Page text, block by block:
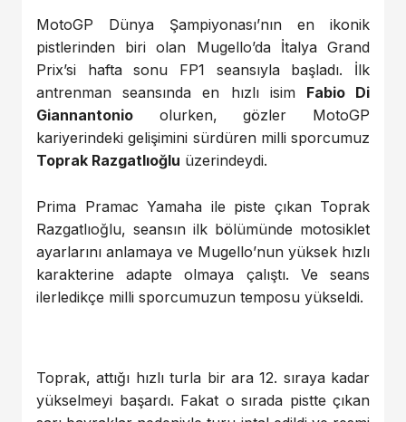
MotoGP Dünya Şampiyonası’nın en ikonik
pistlerinden biri olan Mugello’da İtalya Grand
Prix’si hafta sonu FP1 seansıyla başladı. İlk
antrenman seansında en hızlı isim Fabio Di
Giannantonio olurken, gözler MotoGP
kariyerindeki gelişimini sürdüren milli sporcumuz
Toprak Razgatlıoğlu üzerindeydi.
Prima Pramac Yamaha ile piste çıkan Toprak
Razgatlıoğlu, seansın ilk bölümünde motosiklet
ayarlarını anlamaya ve Mugello’nun yüksek hızlı
karakterine adapte olmaya çalıştı. Ve seans
ilerledikçe milli sporcumuzun temposu yükseldi.
Toprak, attığı hızlı turla bir ara 12. sıraya kadar
yükselmeyi başardı. Fakat o sırada pistte çıkan